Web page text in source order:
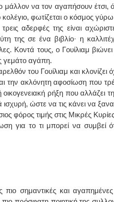
να τον αγαπήσουν έτσι,
φωτίζεται ο κόσμος
αδερφές της είναι
της σε ένα βιβλίο· η
Κοντά τους, ο Γουίλιαμ
γεμάτο αγάπη.
του Γουίλιαμ και
την ακλόνητη αφοσίωση που
ρήξη που αλλάζει
ώστε να τις κάνει να
φόρος τιμής στις Μικρές
για το τι μπορεί να συμβεί
πιο σημαντικές και